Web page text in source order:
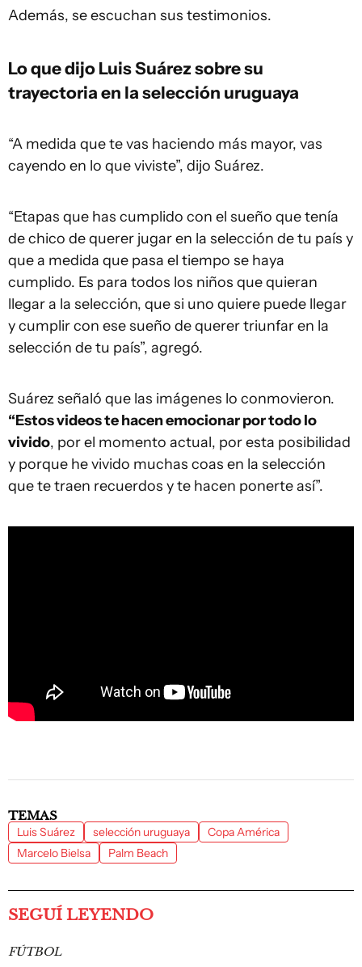
Además, se escuchan sus testimonios.
Lo que dijo Luis Suárez sobre su
trayectoria en la selección uruguaya
“A medida que te vas haciendo más mayor, vas
cayendo en lo que viviste”, dijo Suárez.
“Etapas que has cumplido con el sueño que tenía
de chico de querer jugar en la selección de tu país y
que a medida que pasa el tiempo se haya
cumplido. Es para todos los niños que quieran
llegar a la selección, que si uno quiere puede llegar
y cumplir con ese sueño de querer triunfar en la
selección de tu país”, agregó.
Suárez señaló que las imágenes lo conmovieron.
“Estos videos te hacen emocionar por todo lo
vivido, por el momento actual, por esta posibilidad
y porque he vivido muchas coas en la selección
que te traen recuerdos y te hacen ponerte así”.
TEMAS
Luis Suárez selección uruguaya
Copa América
Marcelo Bielsa
Palm Beach
SEGUÍ LEYENDO
FÚTBOL